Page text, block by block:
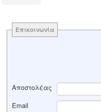
Επικοινωνία
Αποστολέας
Email